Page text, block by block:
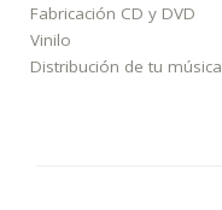
Fabricación CD y DVD
Vinilo
Distribución de tu música